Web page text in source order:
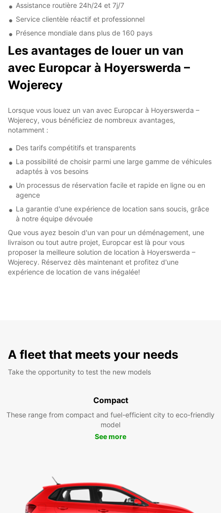
Assistance routière 24h/24 et 7j/7
Service clientèle réactif et professionnel
Présence mondiale dans plus de 160 pays
Les avantages de louer un van
avec Europcar à Hoyerswerda –
Wojerecy
Lorsque vous louez un van avec Europcar à Hoyerswerda –
Wojerecy, vous bénéficiez de nombreux avantages,
notamment :
Des tarifs compétitifs et transparents
La possibilité de choisir parmi une large gamme de véhicules
adaptés à vos besoins
Un processus de réservation facile et rapide en ligne ou en
agence
La garantie d'une expérience de location sans soucis, grâce
à notre équipe dévouée
Que vous ayez besoin d'un van pour un déménagement, une
livraison ou tout autre projet, Europcar est là pour vous
proposer la meilleure solution de location à Hoyerswerda –
Wojerecy. Réservez dès maintenant et profitez d'une
expérience de location de vans inégalée!
A fleet that meets your needs
Take the opportunity to test the new models
Compact
These range from compact and fuel-efficient city to eco-friendly
model
See more